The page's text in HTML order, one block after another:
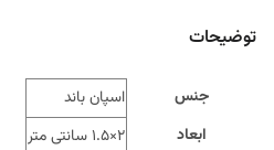
توضیحات
جنس
اسپان باند
ابعاد
2×1.5 سانتی متر